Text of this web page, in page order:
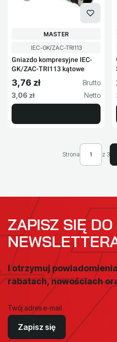
Kod produktu
IEC-GK/ZAC-TRI113
Gniazdo kompresyjne IEC-
GK/ZAC-TRI113 kątowe
PRODUCENT
MASTER
Cena brutto
3,76 zł
Cena netto
3,06 zł
Strona z 3
ZAPISZ SIĘ DO
I otrzymuj
rabatach, nowościach
Twój adres e-mail
Zapisz się